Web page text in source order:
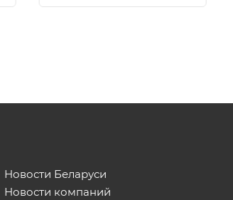
Новости Беларуси
Новости компаний